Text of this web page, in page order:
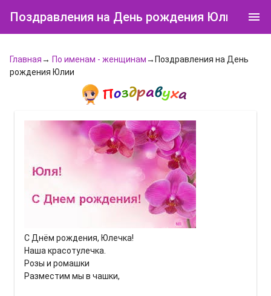
Поздравления на День рождения Юлии
Главная→ По именам - женщинам→Поздравления на День
рождения Юлии
С Днём рождения, Юлечка!
Наша красотулечка.
Розы и ромашки
Разместим мы в чашки,